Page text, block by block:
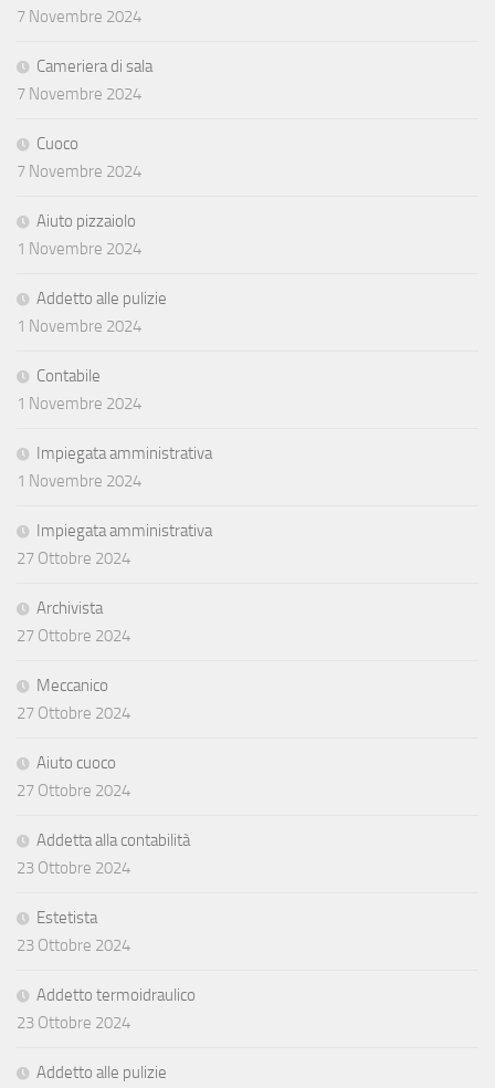
7 Novembre 2024
Cameriera di sala
7 Novembre 2024
Cuoco
7 Novembre 2024
Aiuto pizzaiolo
1 Novembre 2024
Addetto alle pulizie
1 Novembre 2024
Contabile
1 Novembre 2024
Impiegata amministrativa
1 Novembre 2024
Impiegata amministrativa
27 Ottobre 2024
Archivista
27 Ottobre 2024
Meccanico
27 Ottobre 2024
Aiuto cuoco
27 Ottobre 2024
Addetta alla contabilità
23 Ottobre 2024
Estetista
23 Ottobre 2024
Addetto termoidraulico
23 Ottobre 2024
Addetto alle pulizie